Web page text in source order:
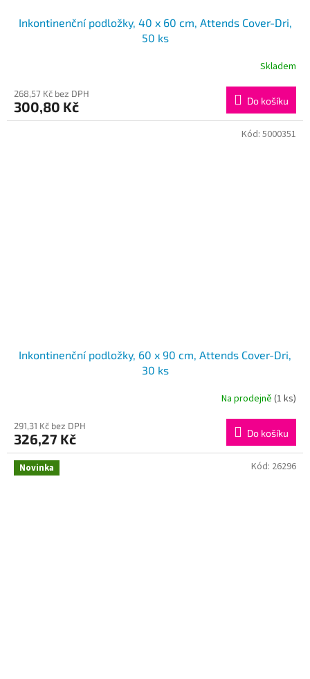
Inkontinenční podložky, 40 x 60 cm, Attends Cover-Dri,
50 ks
Skladem
268,57 Kč bez DPH
300,80 Kč Do košíku
Inkontinenční podložky, 60 x 90 cm, Attends Cover-Dri,
30 ks
Na prodejně (1 ks)
291,31 Kč bez DPH
326,27 Kč Do košíku
Kód: 5000351
Novinka Kód: 26296